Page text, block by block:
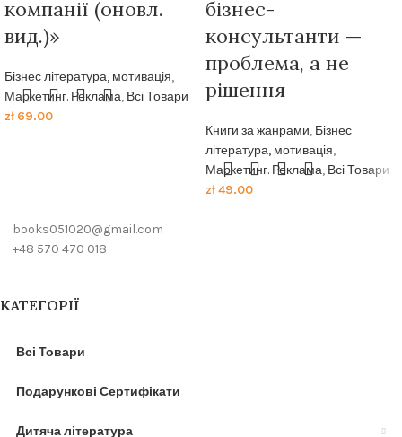
компанії (оновл.
вид.)»
Бізнес література, мотивація,
Маркетинг. Реклама, Всі Товари
zł 69.00
бізнес-
консультанти —
проблема, а не
рішення
Книги за жанрами, Бізнес
література, мотивація,
Маркетинг. Реклама, Всі Товари
zł49.00
books051020@gmail.com
+48 570 470 018
КАТЕГОРІЇ
Всі Товари
Подарункові Сертифікати
Дитяча література